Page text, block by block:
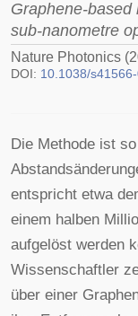
Graphene-
sub-nanometre
Nature Photonics
DOI: 10.1038/
Die Methode ist
entspricht etwa
einem halben
aufgelöst werden
Wissenschaftler
über einer